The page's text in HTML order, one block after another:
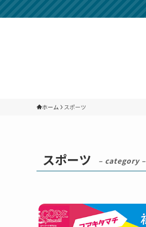
ホーム スポーツ
スポーツ – category –